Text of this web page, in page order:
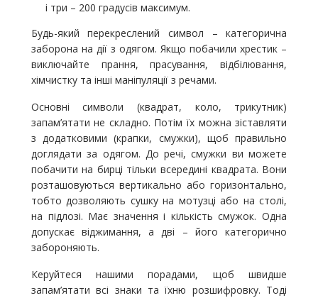
і три – 200 градусів максимум.
Будь-який перекреслений символ – категорична
заборона на дії з одягом. Якщо побачили хрестик –
виключайте прання, прасування, відбілювання,
хімчистку та інші маніпуляції з речами.
Основні символи (квадрат, коло, трикутник)
запам’ятати не складно. Потім їх можна зіставляти
з додатковими (крапки, смужки), щоб правильно
доглядати за одягом. До речі, смужки ви можете
побачити на бирці тільки всередині квадрата. Вони
розташовуються вертикально або горизонтально,
тобто дозволяють сушку на мотузці або на столі,
на підлозі. Має значення і кількість смужок. Одна
допускає віджимання, а дві – його категорично
забороняють.
Керуйтеся нашими порадами, щоб швидше
запам’ятати всі знаки та їхню розшифровку. Тоді